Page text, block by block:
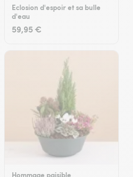
Eclosion d'espoir et sa bulle
d'eau
59,95 €
Hommage paisible